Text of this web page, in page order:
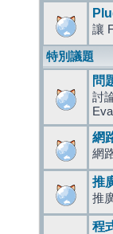
讓
特別議題
問
討
網
網
推
推
程